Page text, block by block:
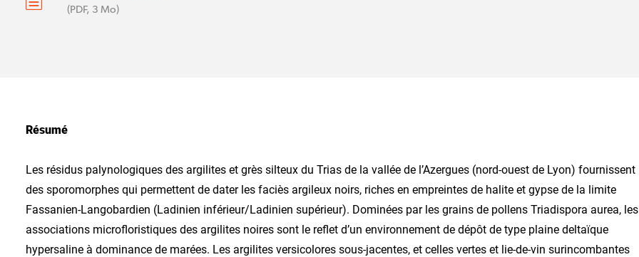
(PDF, 3 Mo)
Résumé
Les résidus palynologiques des argilites et grès silteux du Trias de la vallée de l’Azergues (nord-ouest de Lyon) fournissent
des sporomorphes qui permettent de dater les faciès argileux noirs, riches en empreintes de halite et gypse de la limite
Fassanien-Langobardien (Ladinien inférieur/Ladinien supérieur). Dominées par les grains de pollens Triadispora aurea, les
associations microfloristiques des argilites noires sont le reflet d’un environnement de dépôt de type plaine deltaïque
hypersaline à dominance de marées. Les argilites versicolores sous-jacentes, et celles vertes et lie-de-vin surincombantes